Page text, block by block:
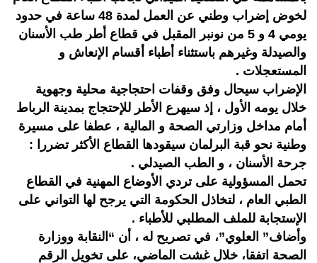
لخوض إضراب وطني عن العمل لمدة 48 ساعة في حدود
يومي 4 و 5 من نونبر المقبل في قطاع أطر طب الأسنان
والصيدلة وغيرهم باستثناء أطباء أقسام الإنعاش و
المستعجلات .
الإضراب سيحال وفق وقفات احتجاجية محلية وجهوية
خلال يومه الأول ، إذ سيهرع الأطر للإحتجاج بمدينة الرباط
أمام مداخل وزارتي الصحة و المالية ، عطفا على مسيرة
وطنية نحو قبة البرلمان سيقودها القطاع الأكثر تضررا :
جرحة الأسنان ، و الطب الصيدلي .
تحمل المسؤولية على تردي الأوضاع المهنية في القطاع
الطبي العام ، لتخاذل الحكومة التي يرجح لها التواني على
الإستجابة للملف المطلبي للأطباء .
وأضاف” العلوي”، في تصريح له ، أن “النقابة ووزارة
الصحة اتفقا، خلال غشت الماضي، على تخويل الرقم